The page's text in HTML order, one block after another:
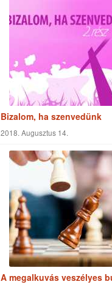
2018. Augusztus 14.